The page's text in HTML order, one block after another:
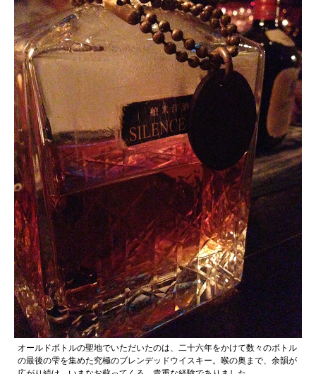
オールドボトルの聖地でいただいたのは、二十六年をかけて数々のボトル
の最後の雫を集めた究極のブレンデッドウイスキー。喉の奥まで、余韻が